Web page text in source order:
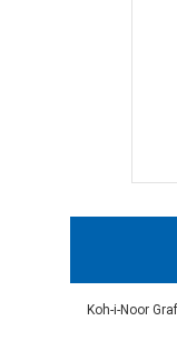
Koh-i-Noor